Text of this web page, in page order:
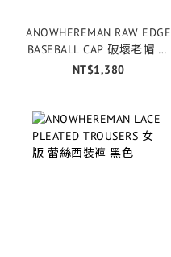
ANOWHEREMAN RAW EDGE
BASEBALL CAP 破壞老帽 棕
色
NT$1,380